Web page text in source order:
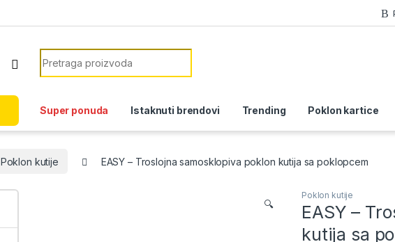
Search for:
Super ponuda Istaknuti brendovi Trending Poklon kartice
Poklon kutije EASY – Troslojna samosklopiva poklon kutija sa poklopcem
🔍
Poklon kutije
EASY –
kutija sa